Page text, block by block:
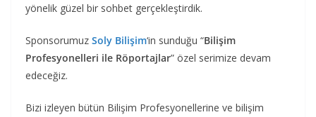
yönelik güzel bir sohbet gerçekleştirdik.
Sponsorumuz Soly Bilişim‘in sunduğu “Bilişim
Profesyonelleri ile Röportajlar” özel serimize devam
edeceğiz.
Bizi izleyen bütün Bilişim Profesyonellerine ve bilişim